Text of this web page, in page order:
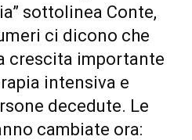
sottolinea Conte,
ci dicono che
crescita importante
intensiva e
decedute. Le
cambiate ora: